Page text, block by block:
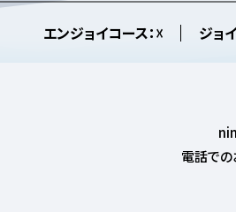
エンジョイコース：☓ ジョ
電話で